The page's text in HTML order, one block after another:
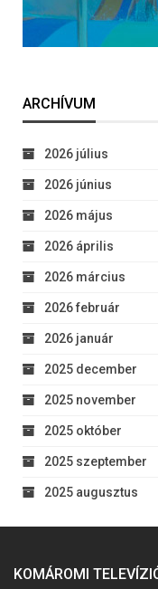
ARCHÍVUM
2026 július
2026 június
2026 május
2026 április
2026 március
2026 február
2026 január
2025 december
2025 november
2025 október
2025 szeptember
2025 augusztus
KOMÁROMI